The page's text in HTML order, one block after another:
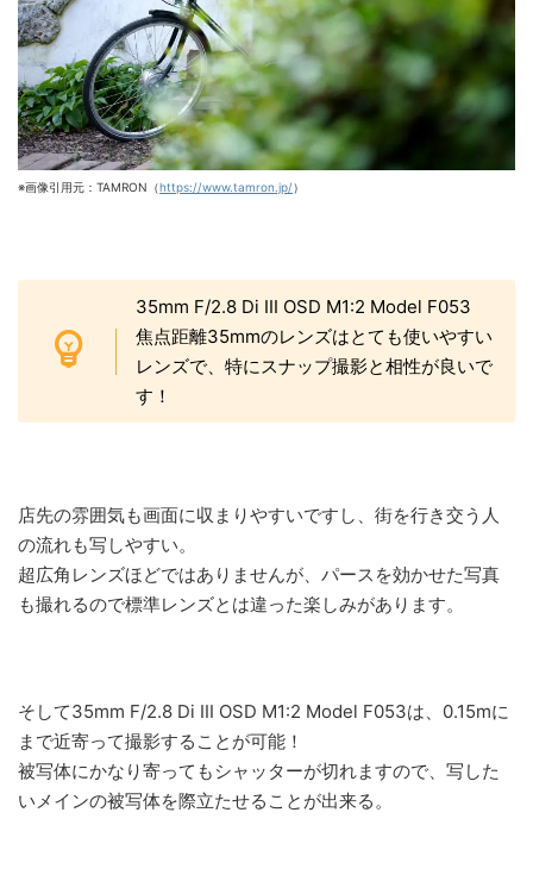
※画像引用元：TAMRON（https://www.tamron.jp/）
35mm F/2.8 Di III OSD M1:2 Model F053
焦点距離35mmのレンズはとても使いやすい
レンズで、特にスナップ撮影と相性が良いで
す！
店先の雰囲気も画面に収まりやすいですし、街を行き交う人
の流れも写しやすい。
超広角レンズほどではありませんが、パースを効かせた写真
も撮れるので標準レンズとは違った楽しみがあります。
そして35mm F/2.8 Di III OSD M1:2 Model F053は、0.15mに
まで近寄って撮影することが可能！
被写体にかなり寄ってもシャッターが切れますので、写した
いメインの被写体を際立たせることが出来る。